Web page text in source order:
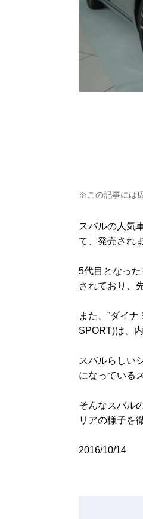
※この記事には
スバルの人気
て、発売され
5代目となっ
されており、
また、”ダイ
SPORT)は、
スバルらしい
になっている
そんなスバル
リアの様子を
2016/10/14